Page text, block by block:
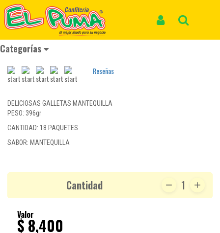
Categorías
Inicio Productos GALLETAS MUUU MANTEQUILLA *18und *396gr
GALLETAS MUUU MANTEQUILLA *18und
*396gr
REF: GALLETA 036
Reseñas
DELICIOSAS GALLETAS MANTEQUILLA
PESO: 396gr
CANTIDAD: 18 PAQUETES
SABOR: MANTEQUILLA
Cantidad 1
Valor
$ 8,400